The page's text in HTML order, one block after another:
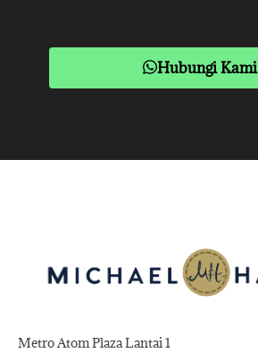
Hubungi Kami
Metro Atom Plaza Lantai 1